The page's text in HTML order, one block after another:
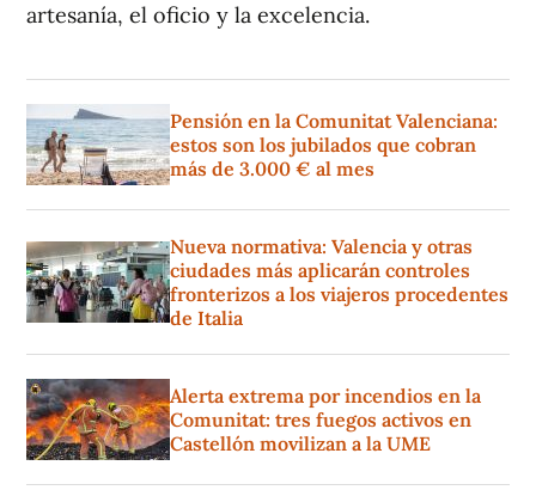
artesanía, el oficio y la excelencia.
Pensión en la Comunitat Valenciana:
estos son los jubilados que cobran
más de 3.000 € al mes
Nueva normativa: Valencia y otras
ciudades más aplicarán controles
fronterizos a los viajeros procedentes
de Italia
Alerta extrema por incendios en la
Comunitat: tres fuegos activos en
Castellón movilizan a la UME